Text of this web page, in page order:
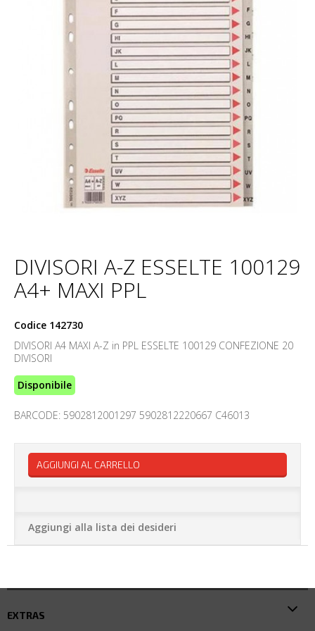
DIVISORI A-Z ESSELTE 100129
A4+ MAXI PPL
Codice 142730
DIVISORI A4 MAXI A-Z in PPL ESSELTE 100129 CONFEZIONE 20
DIVISORI
Disponibile
BARCODE: 5902812001297 5902812220667 C46013
AGGIUNGI AL CARRELLO
Aggiungi alla lista dei desideri
EXTRAS